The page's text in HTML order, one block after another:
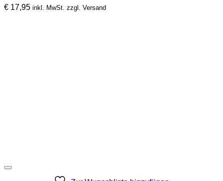
€ 17,95 inkl. MwSt. zzgl. Versand